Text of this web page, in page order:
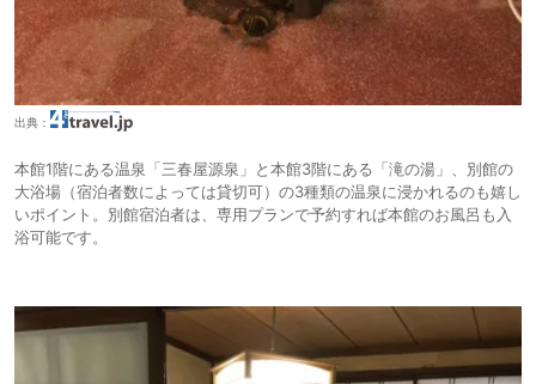
出典：
本館1階にある温泉「三春屋源泉」と本館3階にある「滝の湯」、別館の
大浴場（宿泊者数によっては貸切可）の3種類の温泉に浸かれるのも嬉し
いポイント。別館宿泊者は、専用プランで予約すれば本館のお風呂も入
浴可能です。